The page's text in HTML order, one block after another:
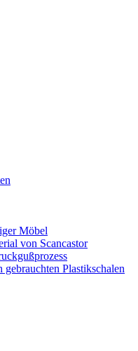
Möbel
von Scancastor
Plastikschalen